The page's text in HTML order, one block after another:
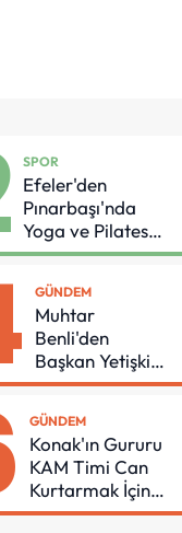
SPOR
Efeler'den
Pınarbaşı'nda
Yoga ve Pilates
Buluşması
GÜNDEM
Muhtar
Benli'den
Başkan Yetişkin'e
Teşekkür
GÜNDEM
Konak'ın Gururu
KAM Timi Can
Kurtarmak İçin
Demir Aldı